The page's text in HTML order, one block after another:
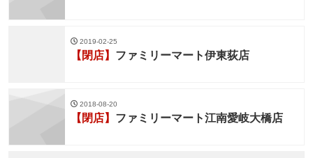
2019-02-25
【閉店】 ファミリーマート伊東荻店
2018-08-20
【閉店】 ファミリーマート江南愛岐大橋店